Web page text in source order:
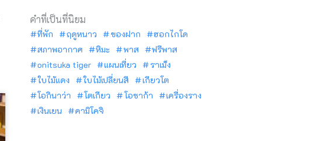
คำที่เป็นที่นิยม
ที่พัก ฤดูหนาว ของฝาก
ฮอกไกโด
สภาพอากาศ
หิมะ พาส
ฟรีพาส
onitsuka tiger
แผนเที่ยว
ราเม็ง
ใบไม้แดง
ใบไม้เปลี่ยนสี
เกียวโต
โอกินาว่า
โตเกียว โอซาก้า
เครื่องราง
เงินเยน
คามิโคจิ